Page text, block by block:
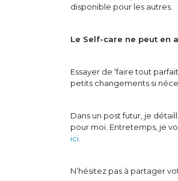
disponible pour les autres.
Le Self-care ne peut en
Essayer de ‘faire tout
petits changements si
Dans un post futur, je
pour moi. Entretemps, je
ici.
N’hésitez pas à partager